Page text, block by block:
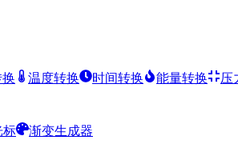
温度转换 时间转换 能量转换 压
标
渐变生成器